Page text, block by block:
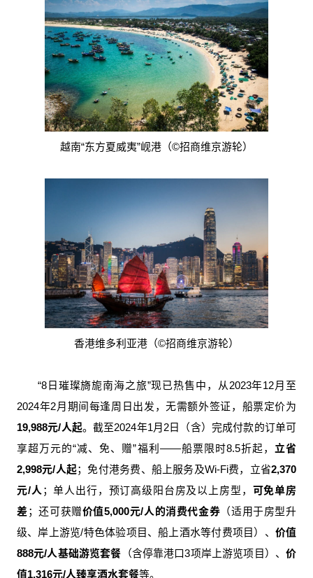
越南“东方夏威夷”岘港（©招商维京游轮）
香港维多利亚港（©招商维京游轮）
“8日璀璨旖旎南海之旅”现已热售中，从2023年12月至
2024年2月期间每逢周日出发，无需额外签证，船票定价为
19,988元/人起。截至2024年1月2日（含）完成付款的订单可
享超万元的“减、免、赠”福利——船票限时8.5折起， 立省
2,998元/人起；免付港务费、船上服务及Wi-Fi费，立省2,370
元/人 ；单人出行，预订高级阳台房及以上房型， 可免单房
差；还可获赠价值5,000元/人的消费代金券 （适用于房型升
级、岸上游览/特色体验项目、船上酒水等付费项目）、 价值
888元/人基础游览套餐 （含停靠港口3项岸上游览项目）、价
值1,316元/人臻享酒水套餐等。